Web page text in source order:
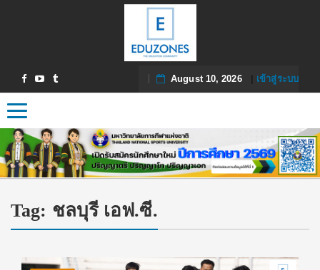
August 10, 2026| เข้าสู่ระบบ
Toggle navigation
Tag: ชลบุรี เอฟ.ซี.